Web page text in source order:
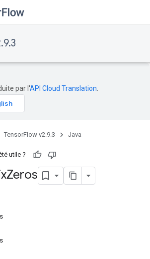
par l'API Cloud Translation
TensorFlow v2.9.3 Java
utile ?
Zeros